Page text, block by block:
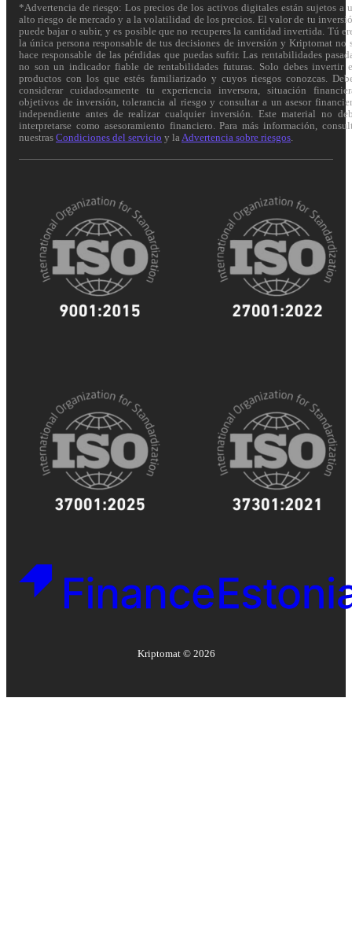
*Advertencia de riesgo: Los precios de los activos digitales están sujetos a
alto riesgo de mercado y a la volatilidad de los precios. El valor de tu
puede bajar o subir, y es posible que no recuperes la cantidad invertida. Tú
la única persona responsable de tus decisiones de inversión y Kriptomat no
hace responsable de las pérdidas que puedas sufrir. Las rentabilidades
no son un indicador fiable de rentabilidades futuras. Solo debes invertir
productos con los que estés familiarizado y cuyos riesgos conozcas.
considerar cuidadosamente tu experiencia inversora, situación
objetivos de inversión, tolerancia al riesgo y consultar a un asesor
independiente antes de realizar cualquier inversión. Este material no
interpretarse como asesoramiento financiero. Para más información,
nuestras Condiciones del servicio y la Advertencia sobre riesgos
Kriptomat © 2026